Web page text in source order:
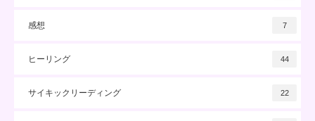
感想 7
ヒーリング 44
サイキックリーディング 22